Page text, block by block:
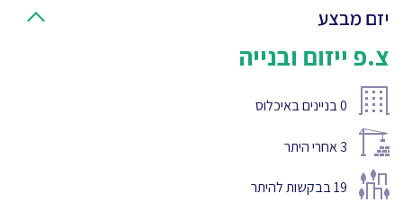
יזם מבצע
צ.פ ייזום ובנייה
0בניינים באיכלוס
3אחרי היתר
19בבקשות להיתר